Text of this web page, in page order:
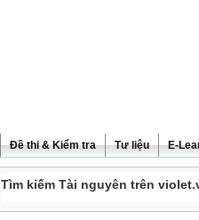
Đề thi & Kiểm tra Tư liệu E-
Tìm kiếm Tài nguyên trên